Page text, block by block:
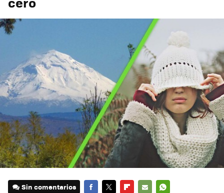
Sin comentarios